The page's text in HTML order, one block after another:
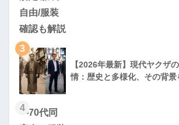
3
【2026年最新】現代ヤクザ
情：歴史と多様化、その背景
4